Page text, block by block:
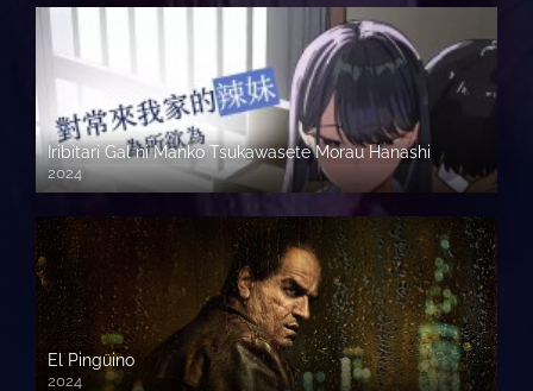
Iribitari Gal ni Manko Tsukawasete Morau Hanashi
2024
El Pingüino
2024